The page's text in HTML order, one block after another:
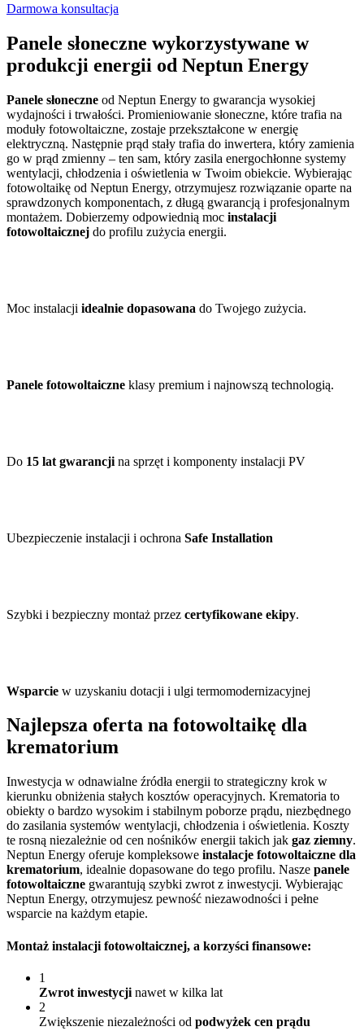
Darmowa konsultacja
Panele słoneczne wykorzystywane w
produkcji energii od Neptun Energy
Panele słoneczne od Neptun Energy to gwarancja wysokiej
wydajności i trwałości. Promieniowanie słoneczne, które trafia na
moduły fotowoltaiczne, zostaje przekształcone w energię
elektryczną. Następnie prąd stały trafia do inwertera, który zamienia
go w prąd zmienny – ten sam, który zasila energochłonne systemy
wentylacji, chłodzenia i oświetlenia w Twoim obiekcie. Wybierając
fotowoltaikę od Neptun Energy, otrzymujesz rozwiązanie oparte na
sprawdzonych komponentach, z długą gwarancją i profesjonalnym
montażem. Dobierzemy odpowiednią moc instalacji
fotowoltaicznej do profilu zużycia energii.
Moc instalacji idealnie dopasowana do Twojego zużycia.
Panele fotowoltaiczne klasy premium i najnowszą technologią.
Do 15 lat gwarancji na sprzęt i komponenty instalacji PV
Ubezpieczenie instalacji i ochrona Safe Installation
Szybki i bezpieczny montaż przez certyfikowane ekipy.
Wsparcie w uzyskaniu dotacji i ulgi termomodernizacyjnej
Najlepsza oferta na fotowoltaikę dla
krematorium
Inwestycja w odnawialne źródła energii to strategiczny krok w
kierunku obniżenia stałych kosztów operacyjnych. Krematoria to
obiekty o bardzo wysokim i stabilnym poborze prądu, niezbędnego
do zasilania systemów wentylacji, chłodzenia i oświetlenia. Koszty
te rosną niezależnie od cen nośników energii takich jak gaz ziemny.
Neptun Energy oferuje kompleksowe instalacje fotowoltaiczne dla
krematorium, idealnie dopasowane do tego profilu. Nasze panele
fotowoltaiczne gwarantują szybki zwrot z inwestycji. Wybierając
Neptun Energy, otrzymujesz pewność niezawodności i pełne
wsparcie na każdym etapie.
Montaż instalacji fotowoltaicznej, a korzyści finansowe:
1
Zwrot inwestycji nawet w kilka lat
2
Zwiększenie niezależności od podwyżek cen prądu